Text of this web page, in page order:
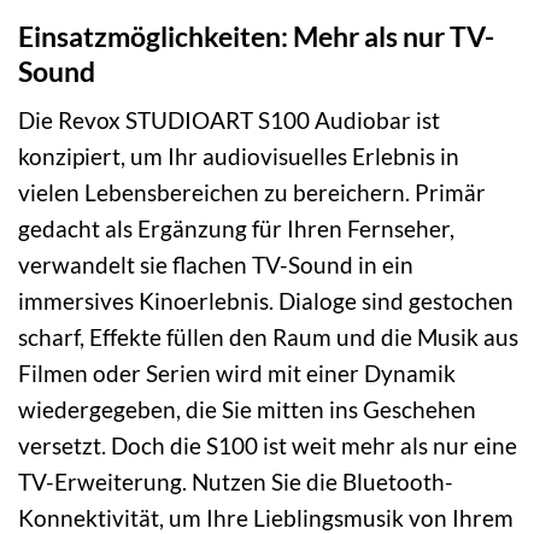
Einsatzmöglichkeiten: Mehr als nur TV-
Sound
Die Revox STUDIOART S100 Audiobar ist
konzipiert, um Ihr audiovisuelles Erlebnis in
vielen Lebensbereichen zu bereichern. Primär
gedacht als Ergänzung für Ihren Fernseher,
verwandelt sie flachen TV-Sound in ein
immersives Kinoerlebnis. Dialoge sind gestochen
scharf, Effekte füllen den Raum und die Musik aus
Filmen oder Serien wird mit einer Dynamik
wiedergegeben, die Sie mitten ins Geschehen
versetzt. Doch die S100 ist weit mehr als nur eine
TV-Erweiterung. Nutzen Sie die Bluetooth-
Konnektivität, um Ihre Lieblingsmusik von Ihrem